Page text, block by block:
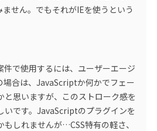
せん。でもそれがIEを使うという
件で使用するには、ユーザーエージ
場合は、JavaScriptか何かでフェー
と思いますが、このストローク感を
いです。JavaScriptのプラグインを
しれませんが…CSS特有の軽さ、